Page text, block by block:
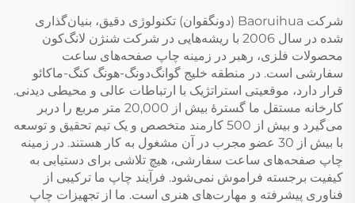
شرکت Baoruihua (دونگقوان) تکنولوژی دقیق، بنیان‌گذاری
شده در سال 2006 با ریشه‌هایی در شرکت شنژن لانگ‌کون
محصولات فلزی، رهبر در زمینه چاپ صفحه‌های ساعت
سفارشی است. در منطقه خلیج گوانگ‌دونگ-هونگ کنگ-ماکائو
قرار دارد، موقعیتی استراتژیک با ارتباطات عالی و محیطی دیدنی.
کارخانه مستقل ما گسترۀ بیش از 20,000 متر مربع را دربر
می‌گیرد و بیش از 500 کارمند متخصص و یک تیم تحقیق و توسعه
با بیش از 30 عضو مجرب در آن مشغول به کار هستند. در زمینه
چاپ صفحه‌های ساعت سفارشی، هیچ تلاشی برای دستیابی به
کیفیت برجسته فراموش نمی‌شود. فرآیند چاپ ما ترکیبی از
فناوری پیشرفته و مهارت‌های هنری است. ما از تجهیزات چاپ